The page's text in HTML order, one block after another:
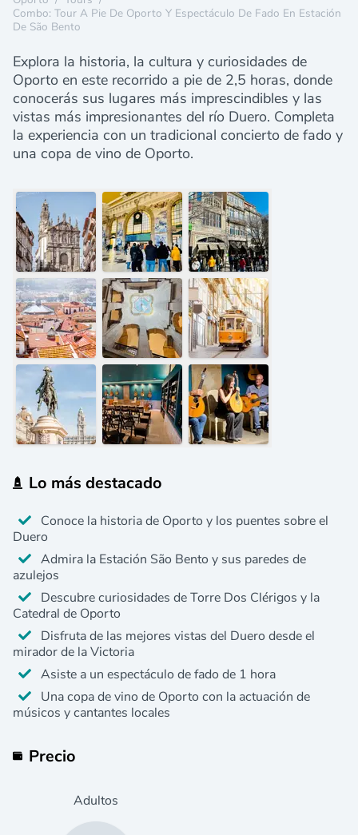
Combo: Tour A Pie De Oporto Y Espectáculo De Fado En Estación
De São Bento
Explora la historia, la cultura y curiosidades de
Oporto en este recorrido a pie de 2,5 horas, donde
conocerás sus lugares más imprescindibles y las
vistas más impresionantes del río Duero. Completa
la experiencia con un tradicional concierto de fado y
una copa de vino de Oporto.
Lo más destacado
Conoce la historia de Oporto y los puentes sobre el
Duero
Admira la Estación São Bento y sus paredes de
azulejos
Descubre curiosidades de Torre Dos Clérigos y la
Catedral de Oporto
Disfruta de las mejores vistas del Duero desde el
mirador de la Victoria
Asiste a un espectáculo de fado de 1 hora
Una copa de vino de Oporto con la actuación de
músicos y cantantes locales
Precio
Adultos